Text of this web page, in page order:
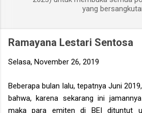
yang
Ramayana Lestari Sentosa
Selasa, November 26, 2019
Beberapa bulan lalu, tepatnya Juni
bahwa, karena sekarang ini
maka para emiten di BEI dituntut